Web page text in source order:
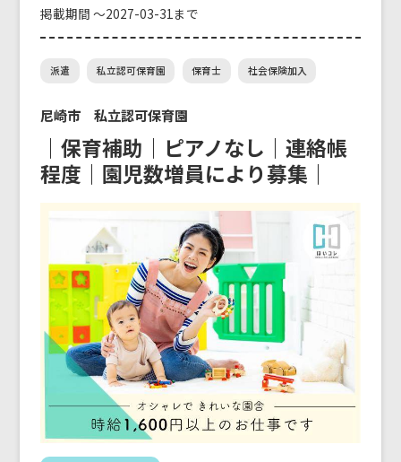
掲載期間 ～2027-03-31まで
派遣 私立認可保育園 保育士 社会保険加入
尼崎市 私立認可保育園
｜保育補助｜ピアノなし｜連絡帳
程度｜園児数増員により募集｜